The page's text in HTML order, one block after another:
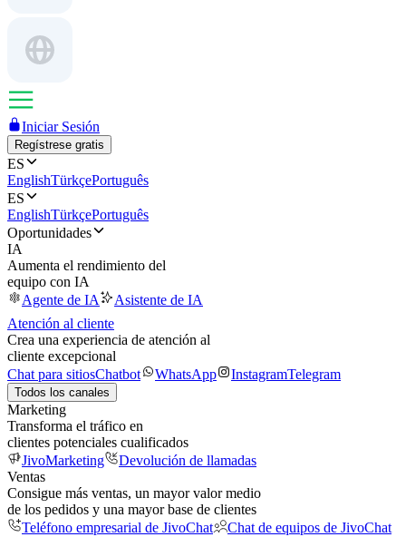
Iniciar Sesión
Regístrese gratis
ES
EnglishTürkçePortuguês
ES
EnglishTürkçePortuguês
Oportunidades
IA
Aumenta el rendimiento del
equipo con IA
Agente de IA
Asistente de IA
Atención al cliente
Crea una experiencia de atención al
cliente excepcional
Chat para sitiosChatbot WhatsApp InstagramTelegram
Todos los canales
Marketing
Transforma el tráfico en
clientes potenciales cualificados
JivoMarketing
Devolución de llamadas
Ventas
Consigue más ventas, un mayor valor medio
de los pedidos y una mayor base de clientes
Teléfono empresarial de JivoChat
Chat de equipos de JivoChat